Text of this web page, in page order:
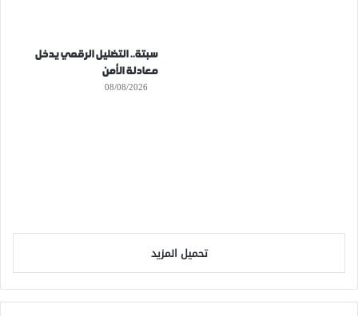
سبتة.. التضليل الرقمي يدخل
معادلة الأمن
08/08/2026
تحميل المزيد